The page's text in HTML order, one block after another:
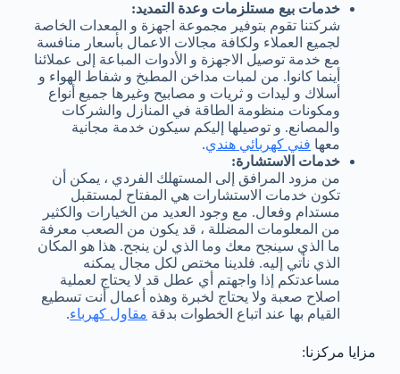
خدمات بيع مستلزمات وعدة التمديد:
شركتنا تقوم بتوفير مجموعة اجهزة و المعدات الخاصة
لجميع العملاء ولكافة مجالات الاعمال بأسعار منافسة
مع خدمة توصيل الاجهزة و الأدوات المباعة إلى عملائنا
أينما كانوا. من لمبات مداخن المطبخ و شفاط الهواء و
أسلاك و ليدات و ثريات و مصابيح وغيرها جميع أنواع
ومكونات منظومة الطاقة في المنازل والشركات
والمصانع. و توصيلها إليكم سيكون خدمة مجانية
معها فني كهربائي هندي.
خدمات الاستشارة:
من مزود المرافق إلى المستهلك الفردي ، يمكن أن
تكون خدمات الاستشارات هي المفتاح لمستقبل
مستدام وفعال. مع وجود العديد من الخيارات والكثير
من المعلومات المضللة ، قد يكون من الصعب معرفة
ما الذي سينجح معك وما الذي لن ينجح. هذا هو المكان
الذي نأتي إليه. فلدينا مختص لكل مجال يمكنه
مساعدتكم إذا واجهتم أي عطل قد لا يحتاج لعملية
اصلاح صعبة ولا يحتاج لخبرة وهذه أعمال أنت تسطيع
القيام بها عند اتباع الخطوات بدقة مقاول كهرباء.
مزايا مركزنا: